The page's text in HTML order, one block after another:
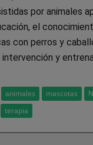
por animales
el
con perros y
y
animales mascotas
terapia